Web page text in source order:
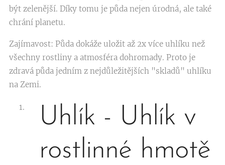
být zelenější. Díky tomu je půda nejen úrodná, ale také
chrání planetu.
Zajímavost: Půda dokáže uložit až 2x více uhlíku než
všechny rostliny a atmosféra dohromady. Proto je
zdravá půda jedním z nejdůležitějších "skladů" uhlíku
na Zemi.
Uhlík - Uhlík v
rostlinné hmotě